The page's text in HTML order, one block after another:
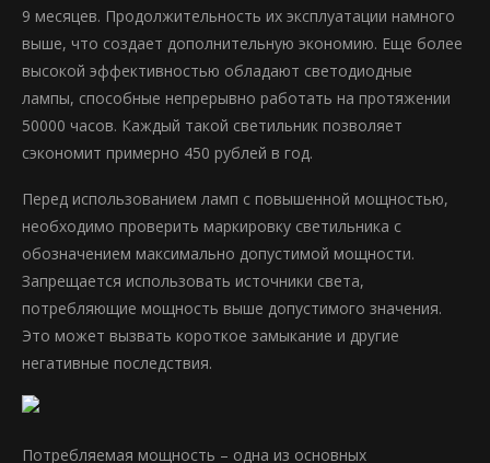
9 месяцев. Продолжительность их эксплуатации намного
выше, что создает дополнительную экономию. Еще более
высокой эффективностью обладают светодиодные
лампы, способные непрерывно работать на протяжении
50000 часов. Каждый такой светильник позволяет
сэкономит примерно 450 рублей в год.
Перед использованием ламп с повышенной мощностью,
необходимо проверить маркировку светильника с
обозначением максимально допустимой мощности.
Запрещается использовать источники света,
потребляющие мощность выше допустимого значения.
Это может вызвать короткое замыкание и другие
негативные последствия.
Потребляемая мощность – одна из основных